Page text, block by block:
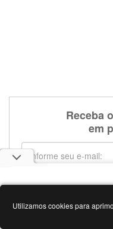
Receba
em
Utilizamos cookies para